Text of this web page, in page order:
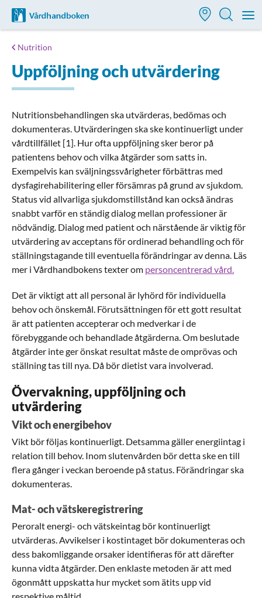
Till startsidan för Vårdhandboken
Nutrition
Uppföljning och utvärdering
Nutritionsbehandlingen ska utvärderas, bedömas och
dokumenteras. Utvärderingen ska ske kontinuerligt under
vårdtillfället [1]. Hur ofta uppföljning sker beror på
patientens behov och vilka åtgärder som satts in.
Exempelvis kan sväljningssvårigheter förbättras med
dysfagirehabilitering eller försämras på grund av sjukdom.
Status vid allvarliga sjukdomstillstånd kan också ändras
snabbt varför en ständig dialog mellan professioner är
nödvändig. Dialog med patient och närstående är viktig för
utvärdering av acceptans för ordinerad behandling och för
ställningstagande till eventuella förändringar av denna. Läs
mer i Vårdhandbokens texter om personcentrerad vård.
Det är viktigt att all personal är lyhörd för individuella
behov och önskemål. Förutsättningen för ett gott resultat
är att patienten accepterar och medverkar i de
förebyggande och behandlade åtgärderna. Om beslutade
åtgärder inte ger önskat resultat måste de omprövas och
ställning tas till nya. Då bör dietist vara involverad.
Övervakning, uppföljning och
utvärdering
Vikt och energibehov
Vikt bör följas kontinuerligt. Detsamma gäller energiintag i
relation till behov. Inom slutenvården bör detta ske en till
flera gånger i veckan beroende på status. Förändringar ska
dokumenteras.
Mat- och vätskeregistrering
Peroralt energi- och vätskeintag bör kontinuerligt
utvärderas. Avvikelser i kostintaget bör dokumenteras och
dess bakomliggande orsaker identifieras för att därefter
kunna vidta åtgärder. Den enklaste metoden är att med
ögonmått uppskatta hur mycket som ätits upp vid